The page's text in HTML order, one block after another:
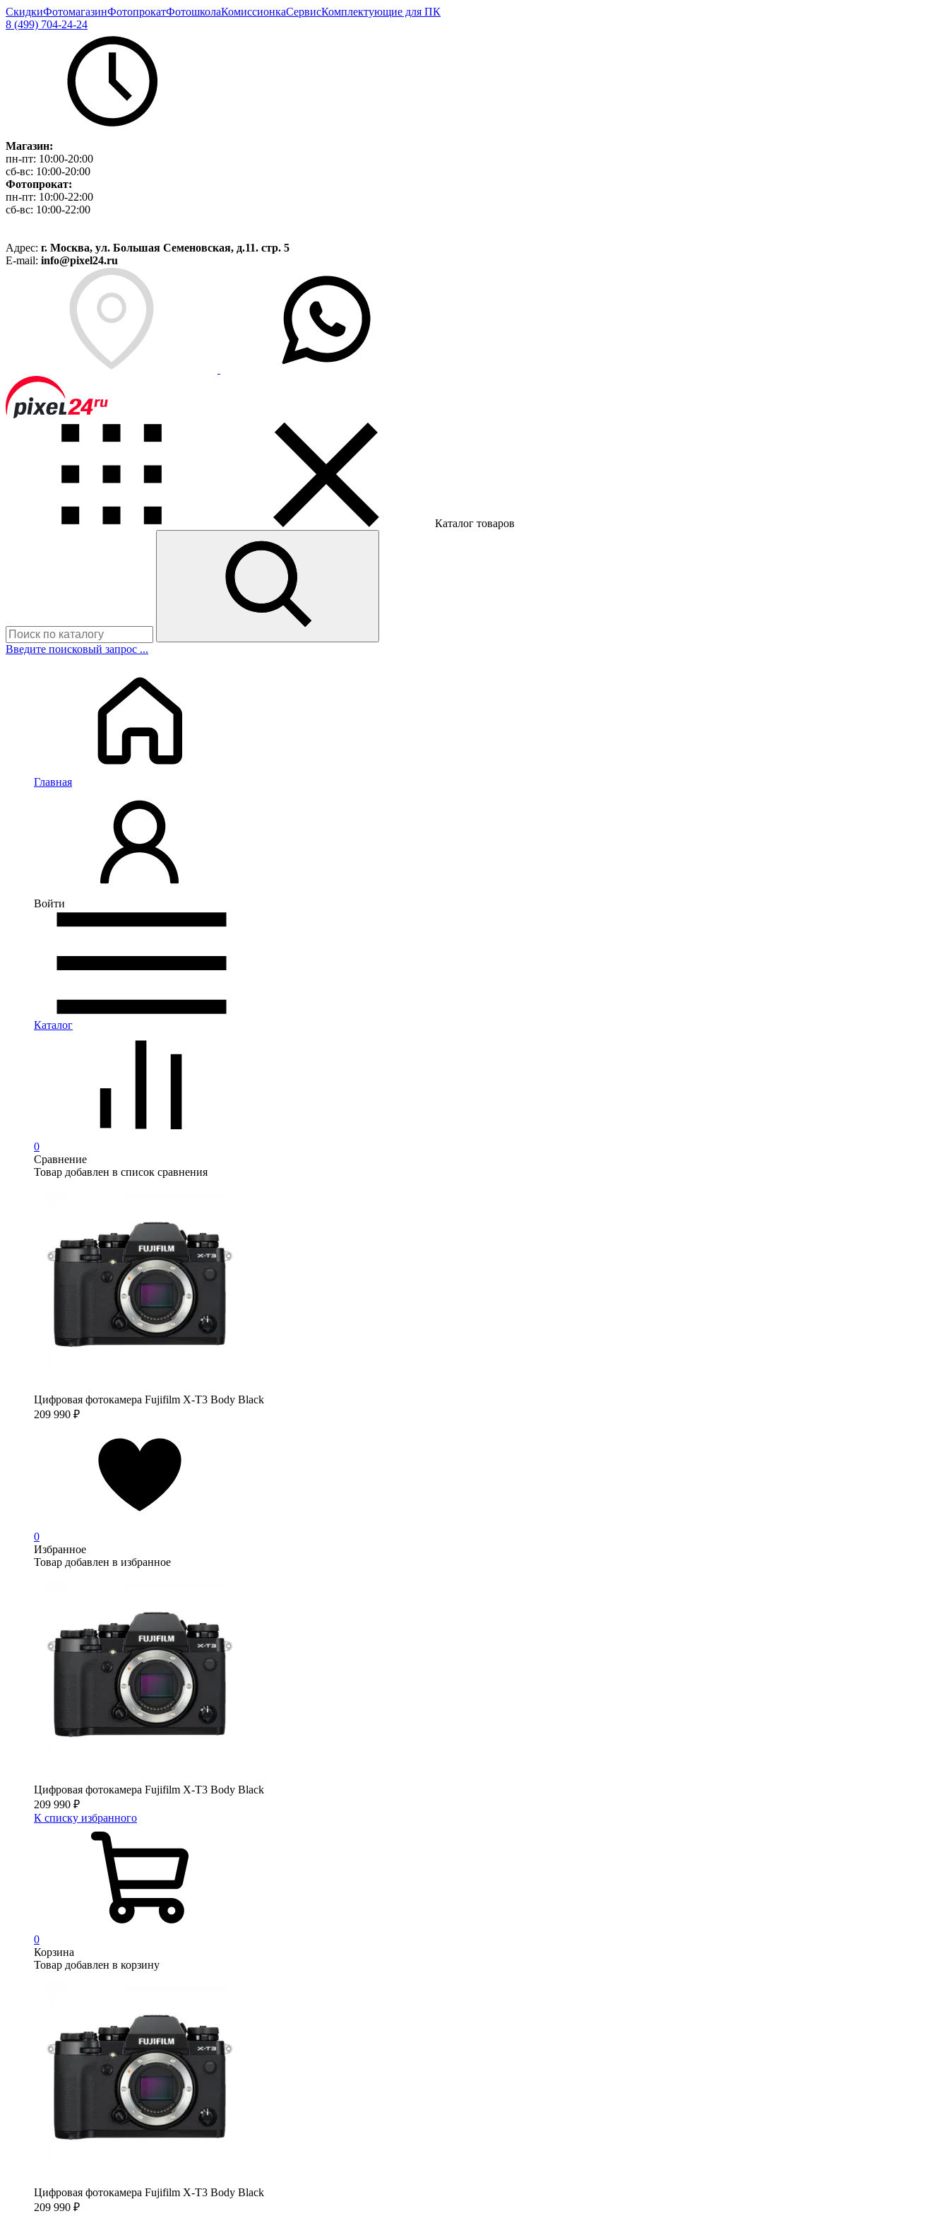
СкидкиФотомагазинФотопрокатФотошколаКомиссионкаСервисКомплектующие для ПК
8 (499) 704-24-24
Магазин:
пн-пт: 10:00-20:00
сб-вс: 10:00-20:00
Фотопрокат:
пн-пт: 10:00-22:00
сб-вс: 10:00-22:00
Адрес: г. Москва, ул. Большая Семеновская, д.11. стр. 5
E-mail: info@pixel24.ru
Каталог товаров
Введите поисковый запрос ...
Главная
Войти
Каталог
0
Сравнение
Товар добавлен в список сравнения
Цифровая фотокамера Fujifilm X-T3 Body Black
209 990 ₽
0
Избранное
Товар добавлен в избранное
Цифровая фотокамера Fujifilm X-T3 Body Black
209 990 ₽
К списку избранного
0
Корзина
Товар добавлен в корзину
Цифровая фотокамера Fujifilm X-T3 Body Black
209 990 ₽